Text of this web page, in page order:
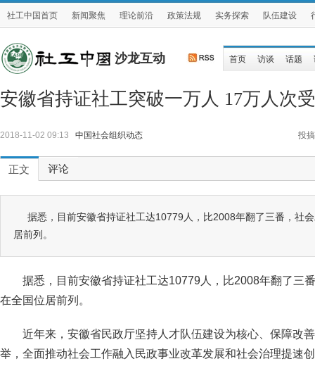
社工中国首页 新闻聚焦 理论前沿 政策法规 实务探索 队伍建设
沙龙互动 首页 访谈 话题
安徽省持证社工突破一万人 17万人次
2018-11-02 09:13 中国社会组织动态 投搞
正文 评论
据悉，目前安徽省持证社工达10779人，比2008年翻了三番，社
居前列。
据悉，目前安徽省持证社工达10779人，比2008年翻了三
在全国位居前列。
近年来，安徽省民政厅坚持人才队伍建设为核心、保障改
举，全面推动社会工作融入民政事业改革发展和社会治理提速